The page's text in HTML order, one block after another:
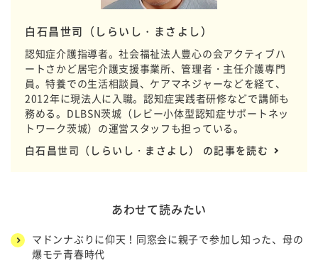
白石昌世司（しらいし・まさよし）
認知症介護指導者。社会福祉法人豊心の会アクティブハ
ートさかど居宅介護支援事業所、管理者・主任介護専門
員。特養での生活相談員、ケアマネジャーなどを経て、
2012年に現法人に入職。認知症実践者研修などで講師も
務める。DLBSN茨城（レビー小体型認知症サポートネッ
トワーク茨城）の運営スタッフも担っている。
白石昌世司（しらいし・まさよし） の記事を読む
あわせて読みたい
マドンナぶりに仰天！同窓会に親子で参加し知った、母の
爆モテ青春時代